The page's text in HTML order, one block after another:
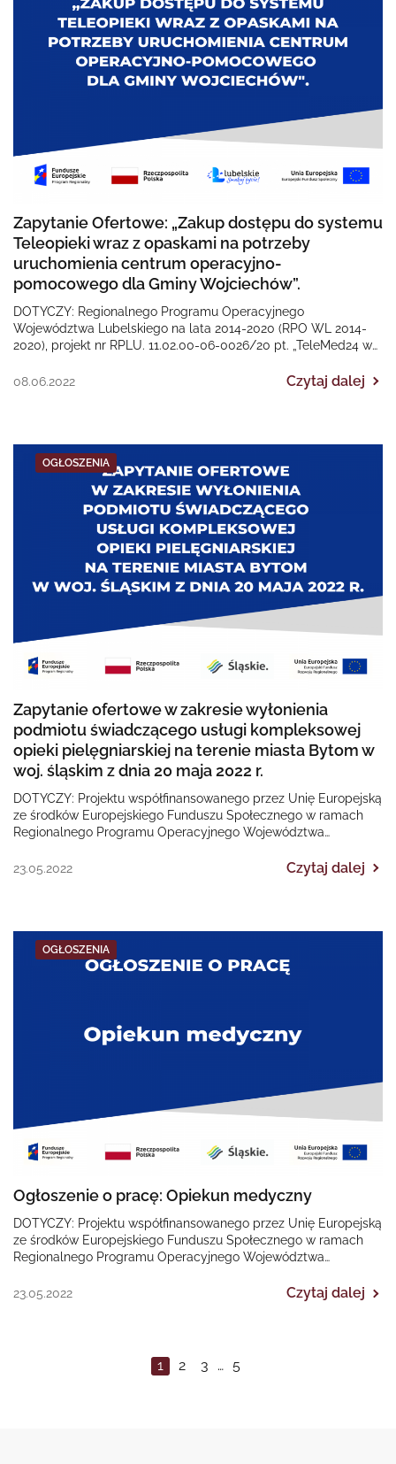
Zapytanie Ofertowe: „Zakup dostępu do systemu
Teleopieki wraz z opaskami na potrzeby
uruchomienia centrum operacyjno-
pomocowego dla Gminy Wojciechów”.
DOTYCZY: Regionalnego Programu Operacyjnego
Województwa Lubelskiego na lata 2014-2020 (RPO WL 2014-
2020), projekt nr RPLU. 11.02.00-06-0026/20 pt. „TeleMed24 w
08.06.2022
Czytaj dalej
OGŁOSZENIA
Zapytanie ofertowe w zakresie wyłonienia
podmiotu świadczącego usługi kompleksowej
opieki pielęgniarskiej na terenie miasta Bytom w
woj. śląskim z dnia 20 maja 2022 r.
DOTYCZY: Projektu współfinansowanego przez Unię Europejską
ze środków Europejskiego Funduszu Społecznego w ramach
Regionalnego Programu Operacyjnego Województwa
23.05.2022
Czytaj dalej
OGŁOSZENIA
Ogłoszenie o pracę: Opiekun medyczny
DOTYCZY: Projektu współfinansowanego przez Unię Europejską
ze środków Europejskiego Funduszu Społecznego w ramach
Regionalnego Programu Operacyjnego Województwa
23.05.2022
Czytaj dalej
1 2 3 … 5